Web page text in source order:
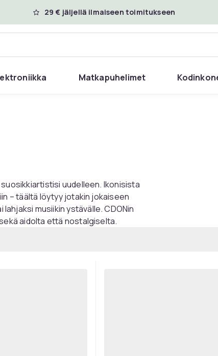
29 € jäljellä ilmaiseen toimitukseen
Matkapuhelimet
suosikkiartistisi uudelleen. Ikonisista
– täältä löytyy jotakin jokaiseen
musiikin ystävälle. CDONin
aidolta että nostalgiselta.